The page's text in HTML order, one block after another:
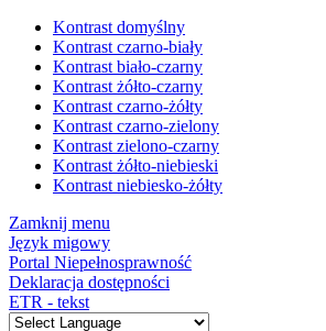
Kontrast domyślny
Kontrast czarno-biały
Kontrast biało-czarny
Kontrast żółto-czarny
Kontrast czarno-żółty
Kontrast czarno-zielony
Kontrast zielono-czarny
Kontrast żółto-niebieski
Kontrast niebiesko-żółty
Zamknij menu
Język migowy
Portal Niepełnosprawność
Deklaracja dostępności
ETR - tekst